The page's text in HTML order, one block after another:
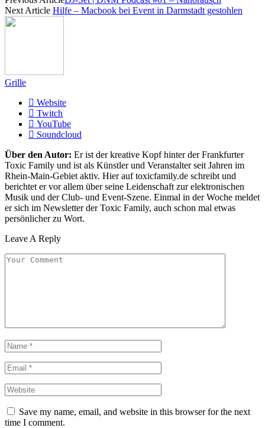
Next Article Hilfe – Macbook bei Event in Darmstadt gestohlen
Grille
Website
Twitch
YouTube
Soundcloud
Über den Autor: Er ist der kreative Kopf hinter der Frankfurter
Toxic Family und ist als Künstler und Veranstalter seit Jahren im
Rhein-Main-Gebiet aktiv. Hier auf toxicfamily.de schreibt und
berichtet er vor allem über seine Leidenschaft zur elektronischen
Musik und der Club- und Event-Szene. Einmal in der Woche meldet
er sich im Newsletter der Toxic Family, auch schon mal etwas
persönlicher zu Wort.
Leave A Reply
Save my name, email, and website in this browser for the next
time I comment.